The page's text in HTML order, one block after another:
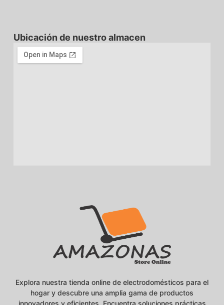
Explora nuestra tienda online de electrodomésticos para el
hogar y descubre una amplia gama de productos
Ubicación de nuestro almacen